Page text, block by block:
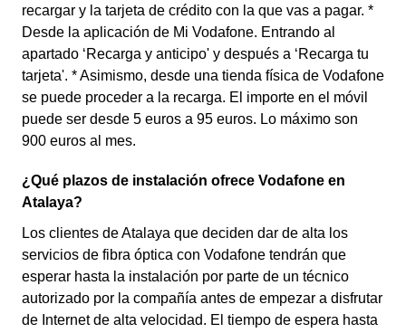
recargar y la tarjeta de crédito con la que vas a pagar. *
Desde la aplicación de Mi Vodafone. Entrando al
apartado ‘Recarga y anticipo' y después a ‘Recarga tu
tarjeta'. * Asimismo, desde una tienda física de Vodafone
se puede proceder a la recarga. El importe en el móvil
puede ser desde 5 euros a 95 euros. Lo máximo son
900 euros al mes.
¿Qué plazos de instalación ofrece Vodafone en
Atalaya?
Los clientes de Atalaya que deciden dar de alta los
servicios de fibra óptica con Vodafone tendrán que
esperar hasta la instalación por parte de un técnico
autorizado por la compañía antes de empezar a disfrutar
de Internet de alta velocidad. El tiempo de espera hasta